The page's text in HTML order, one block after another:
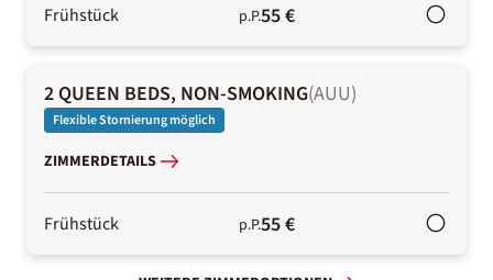
Frühstück p.P.55 €
2 QUEEN BEDS, NON-SMOKING(AUU)
Flexible Stornierung möglich
ZIMMERDETAILS
Frühstück p.P.55 €